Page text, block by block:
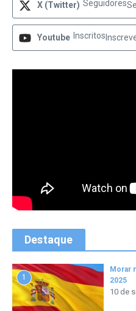
X (Twitter) Seguidores
Youtube Inscritos
Destaque
1
Morar
2025
10 de